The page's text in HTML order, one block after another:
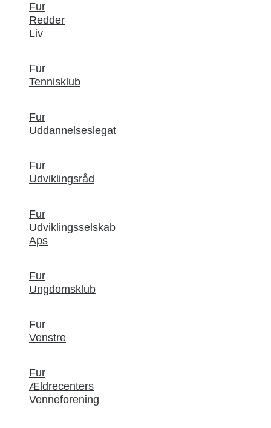
Fur
Redder
Liv
Fur
Tennisklub
Fur
Uddannelseslegat
Fur
Udviklingsråd
Fur
Udviklingsselskab
Aps
Fur
Ungdomsklub
Fur
Venstre
Fur
Ældrecenters
Venneforening